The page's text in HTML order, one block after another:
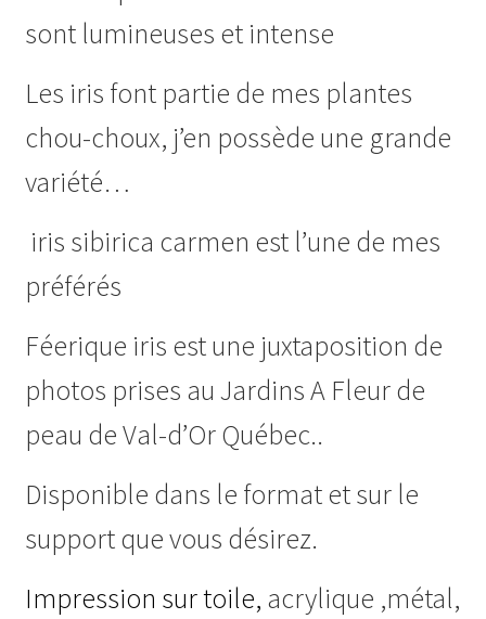
sont lumineuses et intense
Les iris font partie de mes plantes
chou-choux, j’en possède une grande
variété…
iris sibirica carmen est l’une de mes
préférés
Féerique iris est une juxtaposition de
photos prises au Jardins A Fleur de
peau de Val-d’Or Québec..
Disponible dans le format et sur le
support que vous désirez.
Impression sur toile, acrylique ,métal,